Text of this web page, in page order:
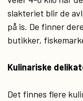
slakteriet blir de
på is. De finner
butikker,
Kulinariske
Det finnes flere